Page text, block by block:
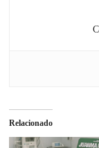
Relacionado